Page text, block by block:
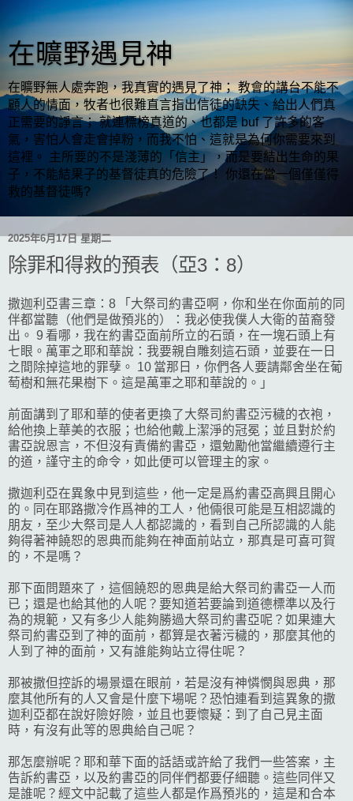
在曠野遇見神
在曠野無人處奔跑，我真實的遇見了神； 教會的講台不能不
顧人的情面，牧者也很難直言指出信徒的缺失、給出人們真
正需要的諍言； 就連標榜真道的、也都是 buf 了許多的客
氣，害怕人會走會掉粉，而我不怕、這就是為何你需要來到
這裡。 主所要的不是淺薄的「信主」，而是要結出生命的果
子，不能結果子的基督徒真的危險了！ 你還在當一個僅僅得
救的基督徒嗎?
2025年6月17日 星期二
除罪和得救的預表（亞3：8）
撒迦利亞書三章：8 「大祭司約書亞啊，你和坐在你面前的同
伴都當聽（他們是做預兆的）：我必使我僕人大衛的苗裔發
出。 9 看哪，我在約書亞面前所立的石頭，在一塊石頭上有
七眼。萬軍之耶和華說：我要親自雕刻這石頭，並要在一日
之間除掉這地的罪孽。 10 當那日，你們各人要請鄰舍坐在葡
萄樹和無花果樹下。這是萬軍之耶和華說的。」
前面講到了耶和華的使者更換了大祭司約書亞污穢的衣袍，
給他換上華美的衣服；也給他戴上潔淨的冠冕；並且對於約
書亞說恩言，不但沒有責備約書亞，還勉勵他當繼續遵行主
的道，謹守主的命令，如此便可以管理主的家。
撒迦利亞在異象中見到這些，他一定是爲約書亞高興且開心
的。同在耶路撒冷作爲神的工人，他倆很可能是互相認識的
朋友，至少大祭司是人人都認識的，看到自己所認識的人能
夠得著神饒恕的恩典而能夠在神面前站立，那真是可喜可賀
的，不是嗎？
那下面問題來了，這個饒恕的恩典是給大祭司約書亞一人而
已；還是也給其他的人呢？要知道若要論到道德標準以及行
為的規範，又有多少人能夠勝過大祭司約書亞呢？如果連大
祭司約書亞到了神的面前，都算是衣著污穢的，那麼其他的
人到了神的面前，又有誰能夠站立得住呢？
那被撒但控訴的場景還在眼前，若是沒有神憐憫與恩典，那
麼其他所有的人又會是什麼下場呢？恐怕連看到這異象的撒
迦利亞都在說好險好險，並且也要懷疑：到了自己見主面
時，有沒有此等的恩典給自己呢？
那怎麼辦呢？耶和華下面的話語或許給了我們一些答案，主
告訴約書亞，以及約書亞的同伴們都要仔細聽。這些同伴又
是誰呢？經文中記載了這些人都是作爲預兆的，這是和合本